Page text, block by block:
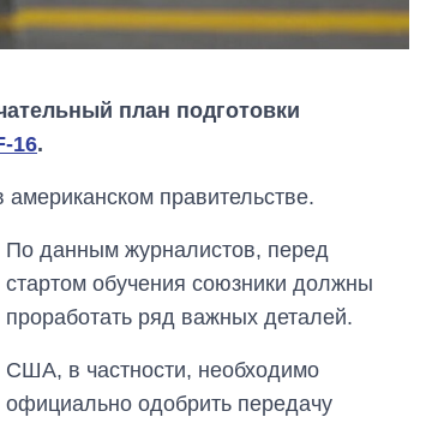
план подготовки
16.
американском правительстве.
По данным журналистов, перед
стартом обучения союзники должны
проработать ряд важных деталей.
США, в частности, необходимо
официально одобрить передачу